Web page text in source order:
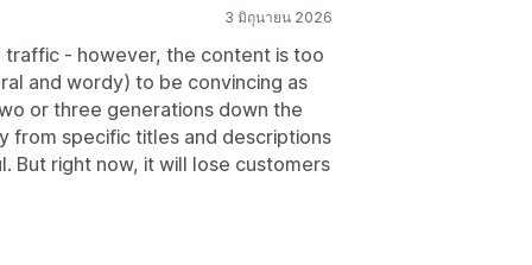
3 มิถุนายน 2026
- however, the content is too
and wordy) to be convincing as
or three generations down the
from specific titles and descriptions
But right now, it will lose customers